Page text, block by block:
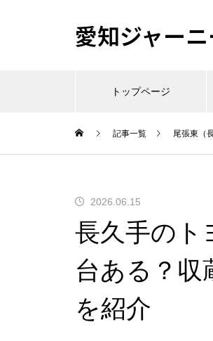
愛知ジャーニ
トップページ
記事一覧 尾張東（
2026.06.15
長久手のト
台ある？収
を紹介